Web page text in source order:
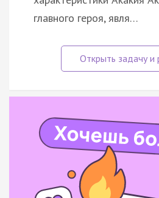
главного героя, явля…